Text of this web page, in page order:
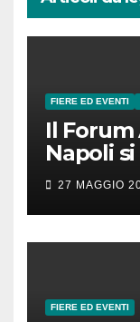
FIERE ED EVENTI
Il Forum
Napoli
27 MAGGIO
FIERE ED EVENTI